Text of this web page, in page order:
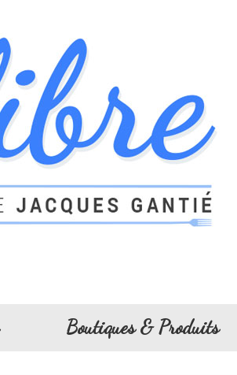
Boutiques & Produits